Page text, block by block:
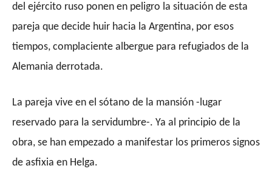
del ejército ruso ponen en peligro la situación de esta
pareja que decide huir hacia la Argentina, por esos
tiempos, complaciente albergue para refugiados de la
Alemania derrotada.
La pareja vive en el sótano de la mansión -lugar
reservado para la servidumbre-. Ya al principio de la
obra, se han empezado a manifestar los primeros signos
de asfixia en Helga.